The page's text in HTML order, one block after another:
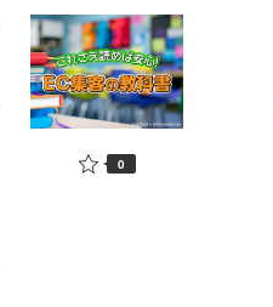
0